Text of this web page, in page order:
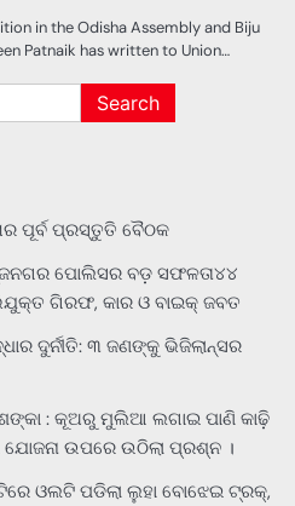
in the Odisha Assembly and Biju
Patnaik has written to Union…
ପୂର୍ବ ପ୍ରସ୍ତୁତି ବୈଠକ
ପୋଲିସର ବଡ଼ ସଫଳତା୪୪
ଗିରଫ, କାର ଓ ବାଇକ୍ ଜବତ
ଦୁର୍ନୀତି: ୩ ଜଣଙ୍କୁ ଭିଜିଲାନ୍ସର
: କୂଅରୁ ମୁଲିଆ ଲଗାଇ ପାଣି କାଢ଼ି
ଯୋଜନା ଉପରେ ଉଠିଲା ପ୍ରଶ୍ନ ।
ଓଲଟି ପଡିଲା ଲୁହା ବୋଝେଇ ଟ୍ରକ୍‌,